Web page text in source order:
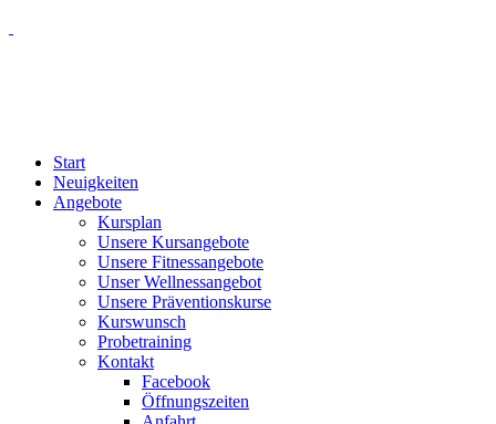
Start
Neuigkeiten
Angebote
Kursplan
Unsere Kursangebote
Unsere Fitnessangebote
Unser Wellnessangebot
Unsere Präventionskurse
Kurswunsch
Probetraining
Kontakt
Facebook
Öffnungszeiten